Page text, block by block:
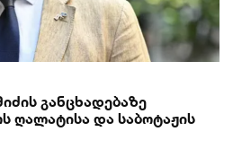
განცხადებაზე
ღალატისა და საბოტაჟის